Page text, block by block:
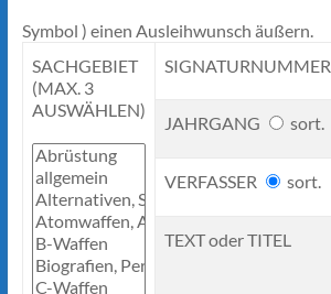
Symbol ) einen Ausleihwunsch äußern.
SACHGEBIET
(MAX. 3
AUSWÄHLEN)
SIGNATURNUMMER
JAHRGANG sort.
VERFASSER sort.
TEXT oder TITEL